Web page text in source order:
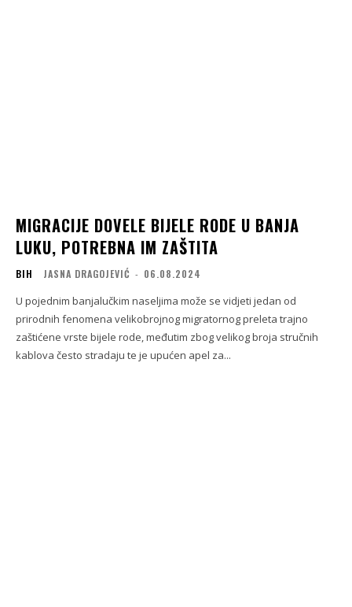
MIGRACIJE DOVELE BIJELE RODE U BANJA
LUKU, POTREBNA IM ZAŠTITA
BIH JASNA DRAGOJEVIĆ - 06.08.2024
U pojednim banjalučkim naseljima može se vidjeti jedan od
prirodnih fenomena velikobrojnog migratornog preleta trajno
zaštićene vrste bijele rode, međutim zbog velikog broja stručnih
kablova često stradaju te je upućen apel za...